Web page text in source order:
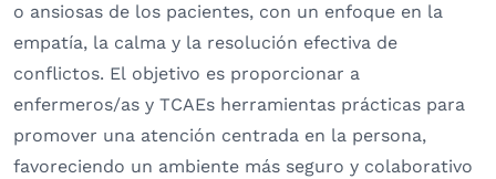
o ansiosas de los pacientes, con un enfoque en la
empatía, la calma y la resolución efectiva de
conflictos. El objetivo es proporcionar a
enfermeros/as y TCAEs herramientas prácticas para
promover una atención centrada en la persona,
favoreciendo un ambiente más seguro y colaborativo